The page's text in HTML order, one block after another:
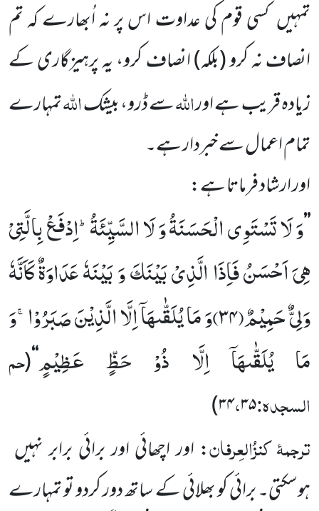
تمہیں کسی قوم کی عداوت اس پر نہ اُبھارے کہ تم
انصاف نہ کرو (بلکہ) انصاف کرو، یہ پرہیزگاری کے
زیادہ قریب ہے اوراللہسے ڈرو، بیشکاللہتمہارے
تمام اعمال سے خبردار ہے۔
اور ارشاد فرماتا ہے:
’’وَ لَا تَسْتَوِی الْحَسَنَةُ وَ لَا السَّیِّئَةُؕ-اِدْفَعْ بِالَّتِیْ
هِیَ اَحْسَنُ فَاِذَا الَّذِیْ بَیْنَكَ وَ بَیْنَهٗ عَدَاوَةٌ كَاَنَّهٗ
وَلِیٌّ حَمِیْمٌ(۳۴)وَ مَا یُلَقّٰىهَاۤ اِلَّا الَّذِیْنَ صَبَرُوْاۚ-وَ
مَا یُلَقّٰىهَاۤ اِلَّا ذُوْ حَظٍّ عَظِیْمٍ‘‘
(حم
السجدہ:
۳۴،۳۵ )
ترجمۂکنزُالعِرفان: اور اچھائی اور برائی برابر نہیں
ہوسکتی۔ برائی کو بھلائی کے ساتھ دور کردو تو تمہارے